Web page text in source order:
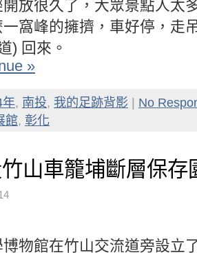
放很久了，大眾景點人太
窩峰的擁擠，車好停，走
) 回來。
»
年, 南投, 我的足跡背影
No
館, 彰化
山車籠埔斷層保存
博物館在竹山交流道旁設立